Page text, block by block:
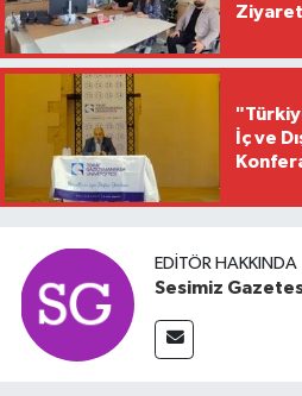
İç ve
EDITÖR HAKKINDA
Sesimiz